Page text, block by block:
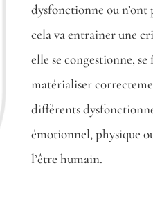
dysfonctionne ou n’ont
cela va entrainer une
elle se congestionne,
matérialiser
différents
émotionnel, physique
l’être humain.